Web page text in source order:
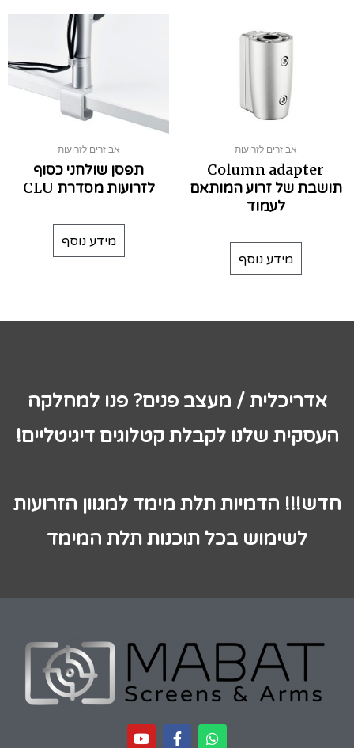
אביזרים לזרועות
Column adapter
תושבת של זרוע המותאם
לעמוד
מידע נוסף
אביזרים לזרועות
תפסן שולחני כסוף
לזרועות מסדרת CLU
מידע נוסף
אדריכלית / מעצב פנים? פנו למחלקה
העסקית שלנו לקבלת קטלוגים דיגיטליים!
חדש!!! הדמיות תלת מימד למגוון הזרועות
לשימוש בכל תוכנות תלת המימד